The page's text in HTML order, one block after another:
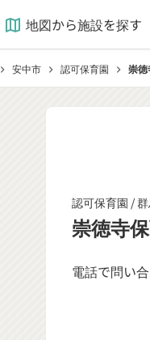
map 地図から施設を探す
chevron_right 安中市 chevron_right 認可保育園 chevron_right 崇徳
認可保育園 /
崇徳寺
電話で問い